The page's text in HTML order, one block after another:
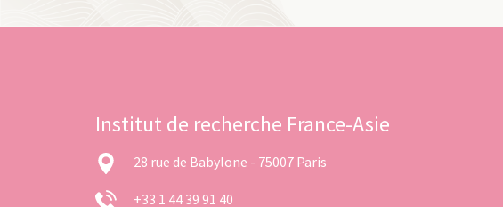
Institut de recherche France-Asie
28 rue de Babylone - 75007 Paris
+33 1 44 39 91 40